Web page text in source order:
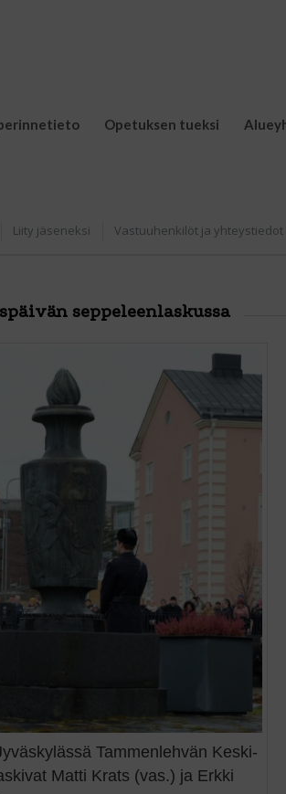
Opetuksen tueksi
Liity jäseneksi Vastuuhenkilöt ja yhteystiedot
seppeleenlaskussa
Tammenlehvän Keski-
Matti Krats (vas.) ja Erkki